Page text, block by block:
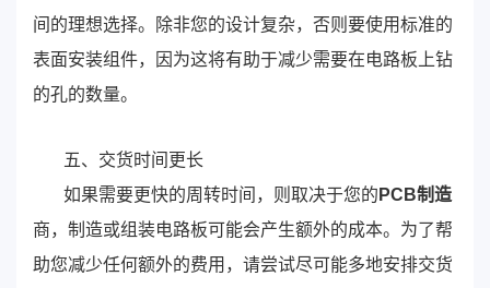
间的理想选择。除非您的设计复杂，否则要使用标准的
表面安装组件，因为这将有助于减少需要在电路板上钻
的孔的数量。
五、交货时间更长
如果需要更快的周转时间，则取决于您的 PCB制造
商，制造或组装电路板可能会产生额外的成本。为了帮
助您减少任何额外的费用，请尝试尽可能多地安排交货